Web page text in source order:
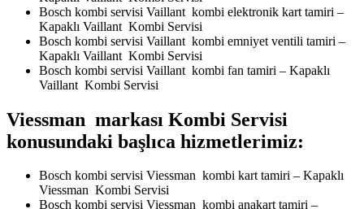
Bosch kombi servisi Vaillant kombi elektronik kart tamiri –
Kapaklı Vaillant Kombi Servisi
Bosch kombi servisi Vaillant kombi emniyet ventili tamiri –
Kapaklı Vaillant Kombi Servisi
Bosch kombi servisi Vaillant kombi fan tamiri – Kapaklı
Vaillant Kombi Servisi
Viessman markası Kombi Servisi
konusundaki başlıca hizmetlerimiz:
Bosch kombi servisi Viessman kombi kart tamiri – Kapaklı
Viessman Kombi Servisi
Bosch kombi servisi Viessman kombi anakart tamiri –